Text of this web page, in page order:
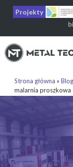
Projekty
Strona główna » Blog
malarnia proszkowa